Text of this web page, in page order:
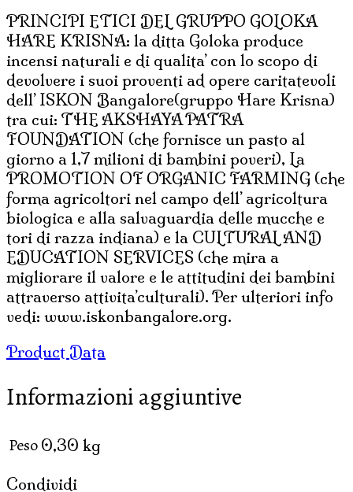
quadrati
x
8
sticks
)
quantità
PRINCIPI ETICI DEL GRUPPO GOLOKA
HARE KRISNA: la ditta Goloka produce
incensi naturali e di qualita’ con lo scopo di
devolvere i suoi proventi ad opere caritatevoli
dell’ ISKON Bangalore(gruppo Hare Krisna)
tra cui: THE AKSHAYA PATRA
FOUNDATION (che fornisce un pasto al
giorno a 1,7 milioni di bambini poveri), La
PROMOTION OF ORGANIC FARMING (che
forma agricoltori nel campo dell’ agricoltura
biologica e alla salvaguardia delle mucche e
tori di razza indiana) e la CULTURAL AND
EDUCATION SERVICES (che mira a
migliorare il valore e le attitudini dei bambini
attraverso attivita’culturali). Per ulteriori info
vedi: www.iskonbangalore.org.
Product Data
Informazioni aggiuntive
Peso 0,30 kg
Condividi